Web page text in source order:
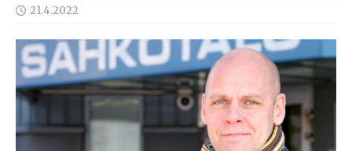
21.4.2022